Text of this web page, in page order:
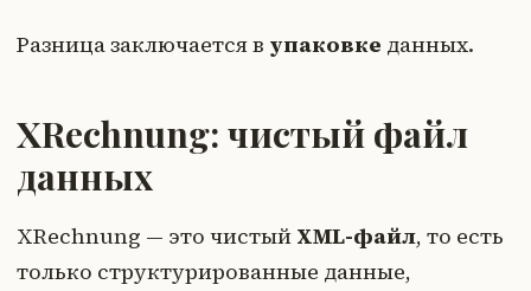
Разница заключается в упаковке данных.
XRechnung: чистый файл
данных
XRechnung — это чистый XML-файл, то есть
только структурированные данные,